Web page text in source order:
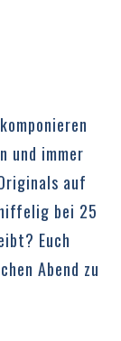
und immer
auf
bei 25
Euch
Abend zu